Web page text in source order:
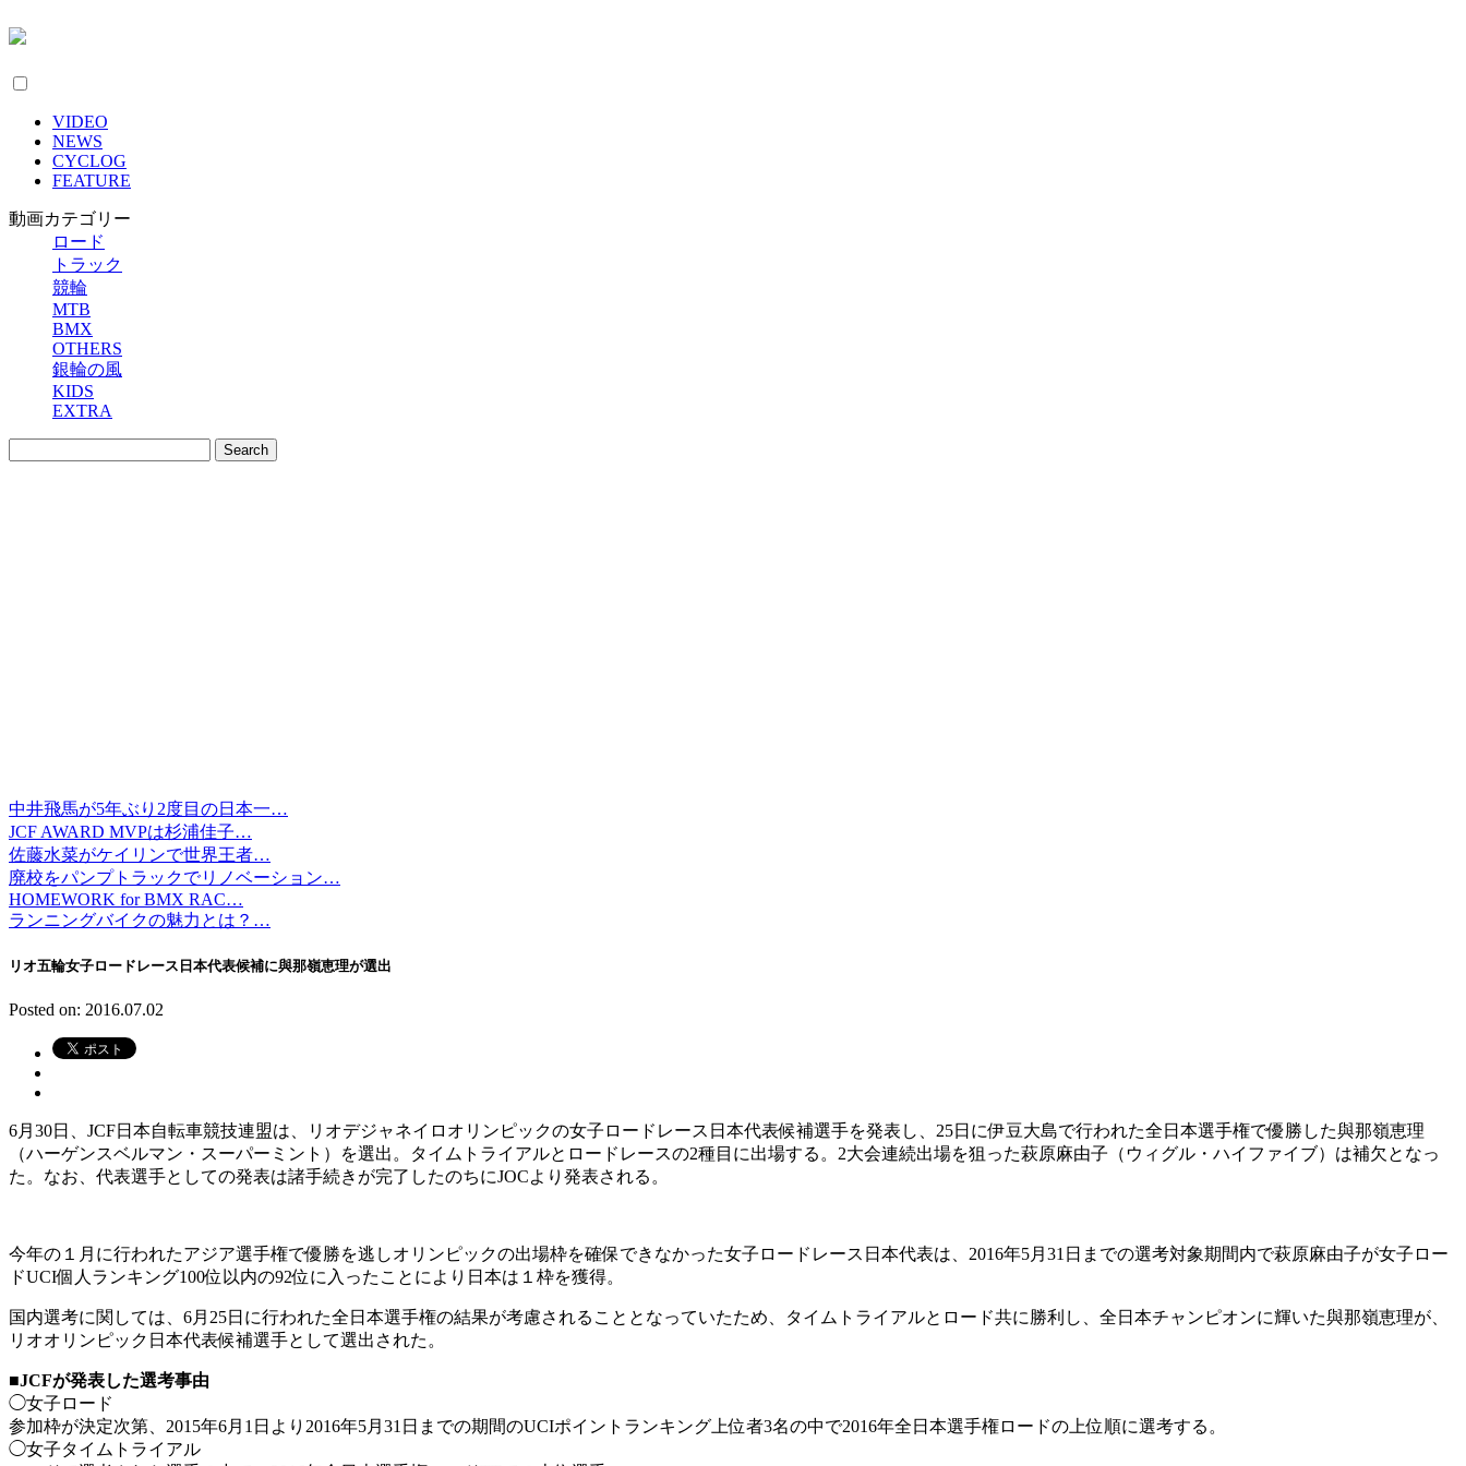
VIDEO
NEWS
CYCLOG
FEATURE
動画カテゴリー
ロード
トラック
競輪
MTB
BMX
OTHERS
銀輪の風
KIDS
EXTRA
中井飛馬が5年ぶり2度目の日本一…
JCF AWARD MVPは杉浦佳子…
佐藤水菜がケイリンで世界王者…
廃校をパンプトラックでリノベーション…
HOMEWORK for BMX RAC…
ランニングバイクの魅力とは？…
リオ五輪女子ロードレース日本代表候補に與那嶺恵理が選出
Posted on: 2016.07.02
6月30日、JCF日本自転車競技連盟は、リオデジャネイロオリンピックの女子ロードレース日本代表候補選手を発表し、25日に伊豆大島で行われた全日本選手権で優勝した與那嶺恵理
（ハーゲンスベルマン・スーパーミント）を選出。タイムトライアルとロードレースの2種目に出場する。2大会連続出場を狙った萩原麻由子（ウィグル・ハイファイブ）は補欠となっ
た。なお、代表選手としての発表は諸手続きが完了したのちにJOCより発表される。
今年の１月に行われたアジア選手権で優勝を逃しオリンピックの出場枠を確保できなかった女子ロードレース日本代表は、2016年5月31日までの選考対象期間内で萩原麻由子が女子ロー
ドUCI個人ランキング100位以内の92位に入ったことにより日本は１枠を獲得。
国内選考に関しては、6月25日に行われた全日本選手権の結果が考慮されることとなっていたため、タイムトライアルとロード共に勝利し、全日本チャンピオンに輝いた與那嶺恵理が、
リオオリンピック日本代表候補選手として選出された。
■JCFが発表した選考事由
◯女子ロード
参加枠が決定次第、2015年6月1日より2016年5月31日までの期間のUCIポイントランキング上位者3名の中で2016年全日本選手権ロードの上位順に選考する。
◯女子タイムトライアル